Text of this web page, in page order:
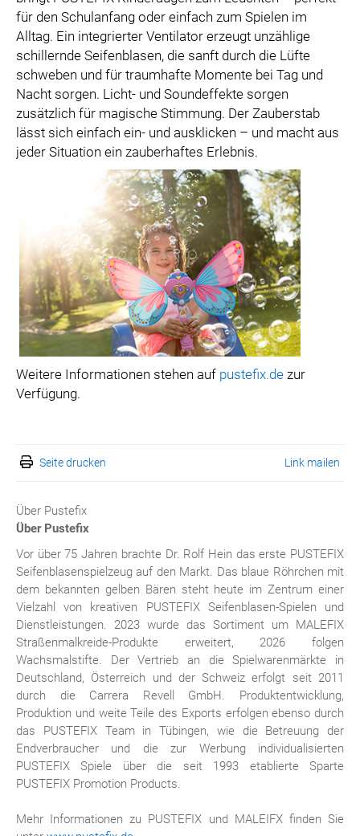
für den Schulanfang oder einfach zum Spielen im
Alltag. Ein integrierter Ventilator erzeugt unzählige
schillernde Seifenblasen, die sanft durch die Lüfte
schweben und für traumhafte Momente bei Tag und
Nacht sorgen. Licht- und Soundeffekte sorgen
zusätzlich für magische Stimmung. Der Zauberstab
lässt sich einfach ein- und ausklicken – und macht aus
jeder Situation ein zauberhaftes Erlebnis.
Weitere Informationen stehen auf pustefix.de zur
Verfügung.
Seite drucken Link mailen
Über Pustefix
Über Pustefix
Vor über 75 Jahren brachte Dr. Rolf Hein das erste PUSTEFIX
Seifenblasenspielzeug auf den Markt. Das blaue Röhrchen mit
dem bekannten gelben Bären steht heute im Zentrum einer
Vielzahl von kreativen PUSTEFIX Seifenblasen-Spielen und
Dienstleistungen. 2023 wurde das Sortiment um MALEFIX
Straßenmalkreide-Produkte erweitert, 2026 folgen
Wachsmalstifte. Der Vertrieb an die Spielwarenmärkte in
Deutschland, Österreich und der Schweiz erfolgt seit 2011
durch die Carrera Revell GmbH. Produktentwicklung,
Produktion und weite Teile des Exports erfolgen ebenso durch
das PUSTEFIX Team in Tübingen, wie die Betreuung der
Endverbraucher und die zur Werbung individualisierten
PUSTEFIX Spiele über die seit 1993 etablierte Sparte
PUSTEFIX Promotion Products.
Mehr Informationen zu PUSTEFIX und MALEIFX finden Sie